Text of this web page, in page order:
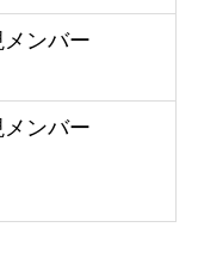
メンバー
メンバー